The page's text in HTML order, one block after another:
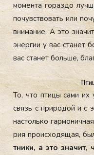
мо­мен­та го­раз­до
по­чувс­тво­вать или
вни­мание. А это
энер­гии у вас ста­нет
вас ста­нет боль­ше,
То, что пти­цы са­ми их
связь с при­родой и с
нас­толь­ко
рия про­ис­хо­дящая,
тни­ки, а это